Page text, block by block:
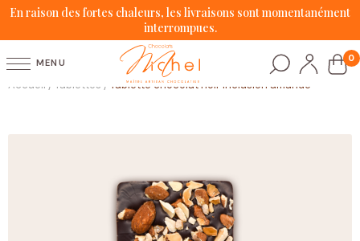
En raison des fortes chaleurs, les livraisons sont momentanément
interrompues.
MENU 0
Accueil / Tablettes / Tablette chocolat noir inclusion amande